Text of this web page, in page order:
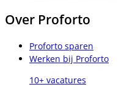
Over Proforto
Proforto sparen
Werken bij Proforto
10+ vacatures